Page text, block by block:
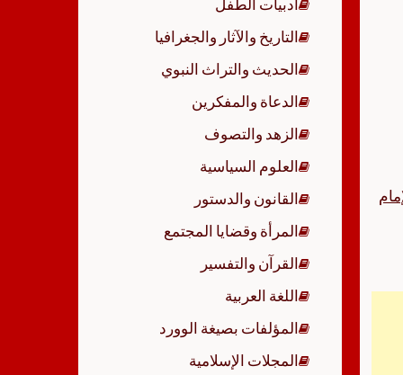
أدبيات الطفل
التاريخ والآثار والجغرافيا
الحديث والتراث النبوي
الدعاة والمفكرين
الزهد والتصوف
العلوم السياسية
القانون والدستور
المرأة وقضايا المجتمع
القرآن والتفسير
اللغة العربية
المؤلفات بصيغة الوورد
المجلات الإسلامية